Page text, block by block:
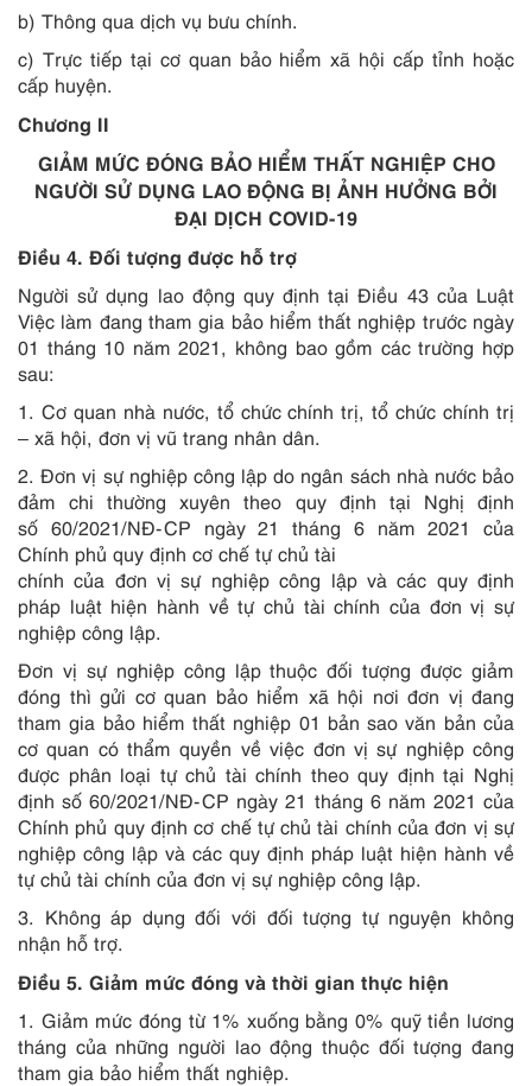
b) Thông qua dịch vụ bưu chính.
c) Trực tiếp tại cơ quan bảo hiểm xã hội cấp tỉnh hoặc
cấp huyện.
Chương II
GIẢM MỨC ĐÓNG BẢO HIỂM THẤT NGHIỆP CHO
NGƯỜI SỬ DỤNG LAO ĐỘNG BỊ ẢNH HƯỞNG BỞI
ĐẠI DỊCH COVID-19
Điều 4. Đối tượng được hỗ trợ
Người sử dụng lao động quy định tạiĐiều 43 của Luật
Việc làm đang tham gia bảo hiểm thất nghiệp trước ngày
01 tháng 10 năm 2021, không bao gồm các trường hợp
sau:
1. Cơ quan nhà nước, tổ chức chính trị, tổ chức chính trị
– xã hội, đơn vị vũ trang nhân dân.
2. Đơn vị sự nghiệp công lập do ngân sách nhà nước bảo
đảm chi thường xuyên theo quy định tại Nghị định
số 60/2021/NĐ-CP ngày 21 tháng 6 năm 2021 của
Chính phủ quy định cơ chế tự chủ tài
chính của đơn vị sự nghiệp công lập và các quy định
pháp luật hiện hành về tự chủ tài chính của đơn vị sự
nghiệp công lập.
Đơn vị sự nghiệp công lập thuộc đối tượng được giảm
đóng thì gửi cơ quan bảo hiểm xã hội nơi đơn vị đang
tham gia bảo hiểm thất nghiệp 01 bản sao văn bản của
cơ quan có thẩm quyền về việc đơn vị sự nghiệp công
được phân loại tự chủ tài chính theo quy định tại Nghị
định số 60/2021/NĐ-CP ngày 21 tháng 6 năm 2021 của
Chính phủ quy định cơ chế tự chủ tài chính của đơn vị sự
nghiệp công lập và các quy định pháp luật hiện hành về
tự chủ tài chính của đơn vị sự nghiệp công lập.
3. Không áp dụng đối với đối tượng tự nguyện không
nhận hỗ trợ.
Điều 5. Giảm mức đóng và thời gian thực hiện
1. Giảm mức đóng từ 1% xuống bằng 0% quỹ tiền lương
tháng của những người lao động thuộc đối tượng đang
tham gia bảo hiểm thất nghiệp.